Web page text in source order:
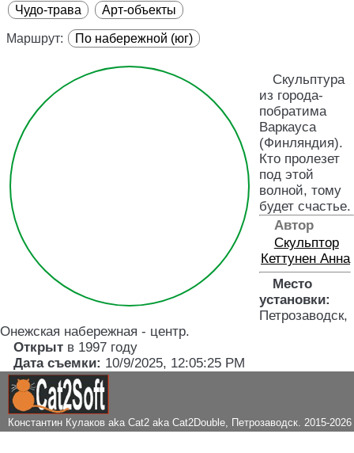
Чудо-трава
Арт-объекты
Маршрут: По набережной (юг)
Скульптура
из города-
побратима
Варкауса
(Финляндия).
Кто пролезет
под этой
волной, тому
будет счастье.
Автор
Скульптор
Кеттунен Анна
Место
установки:
Петрозаводск,
Онежская набережная - центр.
Открыт в 1997 году
Дата съемки: 10/9/2025, 12:05:25 PM
Константин Кулаков aka Cat2 aka Cat2Double, Петрозаводск. 2015-2026